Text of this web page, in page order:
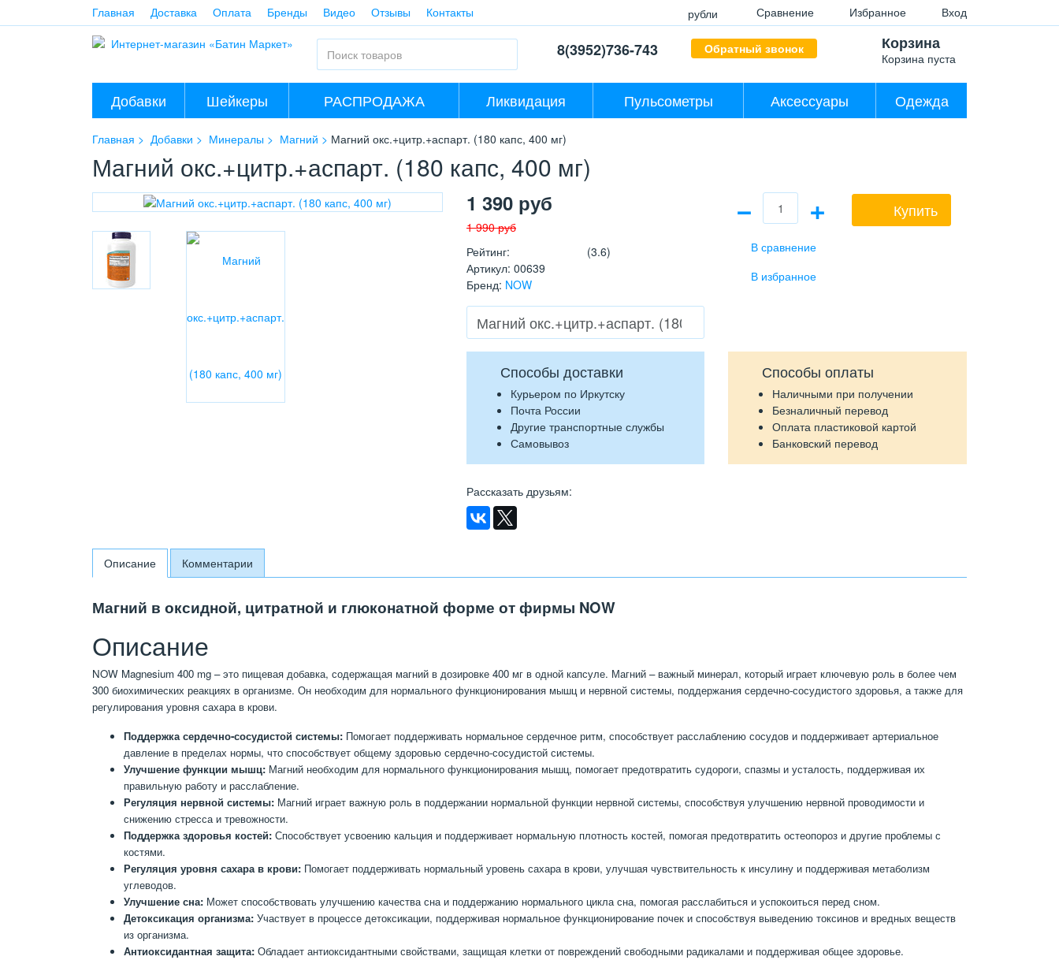
Главная Доставка Оплата Бренды Видео Отзывы Контакты рубли Сравнение Избранное Вход
Корзина
Корзина пуста
8(3952)736-743 Обратный звонок
Добавки Шейкеры РАСПРОДАЖА Ликвидация Пульсометры Аксессуары Одежда
Главная Добавки Минералы Магний Магний окс.+цитр.+аспарт. (180 капс, 400 мг)
Магний окс.+цитр.+аспарт. (180 капс, 400 мг)
1 390 руб
1 990руб
Рейтинг:
(3.6)
Артикул: 00639
Бренд: NOW
− + Купить
Способы доставки
Курьером по Иркутску
Почта России
Другие транспортные службы
Самовывоз
Способы оплаты
Наличными при получении
Безналичный перевод
Оплата пластиковой картой
Банковский перевод
Рассказать друзьям:
Описание Комментарии
Магний в оксидной, цитратной и глюконатной форме от фирмы NOW
Описание
NOW Magnesium 400 mg – это пищевая добавка, содержащая магний в дозировке 400 мг в одной капсуле. Магний – важный минерал, который играет ключевую роль в более чем
300 биохимических реакциях в организме. Он необходим для нормального функционирования мышц и нервной системы, поддержания сердечно-сосудистого здоровья, а также для
регулирования уровня сахара в крови.
Поддержка сердечно-сосудистой системы: Помогает поддерживать нормальное сердечное ритм, способствует расслаблению сосудов и поддерживает артериальное
давление в пределах нормы, что способствует общему здоровью сердечно-сосудистой системы.
Улучшение функции мышц: Магний необходим для нормального функционирования мышц, помогает предотвратить судороги, спазмы и усталость, поддерживая их
правильную работу и расслабление.
Регуляция нервной системы: Магний играет важную роль в поддержании нормальной функции нервной системы, способствуя улучшению нервной проводимости и
снижению стресса и тревожности.
Поддержка здоровья костей: Способствует усвоению кальция и поддерживает нормальную плотность костей, помогая предотвратить остеопороз и другие проблемы с
костями.
Регуляция уровня сахара в крови: Помогает поддерживать нормальный уровень сахара в крови, улучшая чувствительность к инсулину и поддерживая метаболизм
углеводов.
Улучшение сна: Может способствовать улучшению качества сна и поддержанию нормального цикла сна, помогая расслабиться и успокоиться перед сном.
Детоксикация организма: Участвует в процессе детоксикации, поддерживая нормальное функционирование почек и способствуя выведению токсинов и вредных веществ
из организма.
Антиоксидантная защита: Обладает антиоксидантными свойствами, защищая клетки от повреждений свободными радикалами и поддерживая общее здоровье.